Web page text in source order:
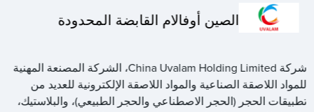
الصين أوفالام القابضة المحدودة
شركة China Uvalam Holding Limited، الشركة المصنعة المهنية
للمواد اللاصقة الصناعية والمواد اللاصقة الإلكترونية للعديد من
تطبيقات الحجر (الحجر الاصطناعي والحجر الطبيعي)، والبلاستيك،